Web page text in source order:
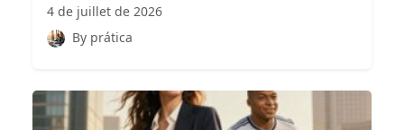
4 de juillet de 2026
By prática